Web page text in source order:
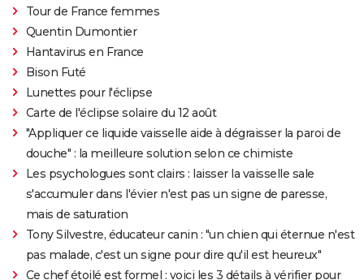
Tour de France femmes
Quentin Dumontier
Hantavirus en France
Bison Futé
Lunettes pour l'éclipse
Carte de l'éclipse solaire du 12 août
"Appliquer ce liquide vaisselle aide à dégraisser la paroi de
douche" : la meilleure solution selon ce chimiste
Les psychologues sont clairs : laisser la vaisselle sale
s'accumuler dans l'évier n'est pas un signe de paresse,
mais de saturation
Tony Silvestre, éducateur canin : "un chien qui éternue n'est
pas malade, c'est un signe pour dire qu'il est heureux"
Ce chef étoilé est formel : voici les 3 détails à vérifier pour